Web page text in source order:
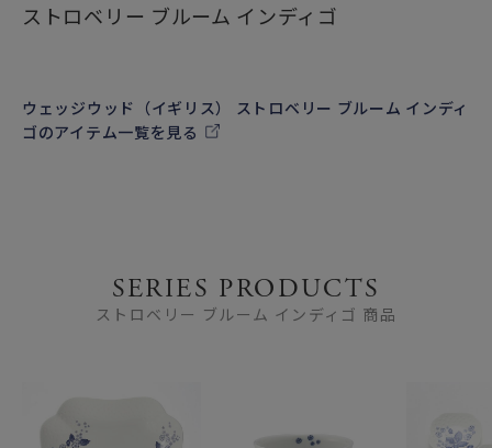
ストロベリー ブルーム インディゴ
ウェッジウッド（イギリス） ストロベリー ブルーム インディ
ゴのアイテム一覧を見る
SERIES PRODUCTS
ストロベリー ブルーム インディゴ 商品